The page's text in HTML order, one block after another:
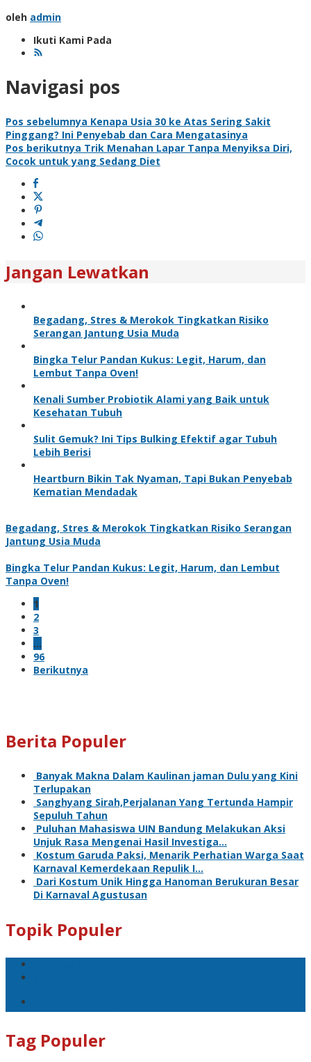
oleh admin
Ikuti Kami Pada
Navigasi pos
Pos sebelumnya Kenapa Usia 30 ke Atas Sering Sakit
Pinggang? Ini Penyebab dan Cara Mengatasinya
Pos berikutnya Trik Menahan Lapar Tanpa Menyiksa Diri,
Cocok untuk yang Sedang Diet
Jangan Lewatkan
Begadang, Stres & Merokok Tingkatkan Risiko
Serangan Jantung Usia Muda
Bingka Telur Pandan Kukus: Legit, Harum, dan
Lembut Tanpa Oven!
Kenali Sumber Probiotik Alami yang Baik untuk
Kesehatan Tubuh
Sulit Gemuk? Ini Tips Bulking Efektif agar Tubuh
Lebih Berisi
Heartburn Bikin Tak Nyaman, Tapi Bukan Penyebab
Kematian Mendadak
Begadang, Stres & Merokok Tingkatkan Risiko Serangan
Jantung Usia Muda
Bingka Telur Pandan Kukus: Legit, Harum, dan Lembut
Tanpa Oven!
1
2
3
…
96
Berikutnya
Berita Populer
Banyak Makna Dalam Kaulinan jaman Dulu yang Kini
Terlupakan
Sanghyang Sirah,Perjalanan Yang Tertunda Hampir
Sepuluh Tahun
Puluhan Mahasiswa UIN Bandung Melakukan Aksi
Unjuk Rasa Mengenai Hasil Investiga…
Kostum Garuda Paksi, Menarik Perhatian Warga Saat
Karnaval Kemerdekaan Repulik I…
Dari Kostum Unik Hingga Hanoman Berukuran Besar
Di Karnaval Agustusan
Topik Populer
Tag Populer